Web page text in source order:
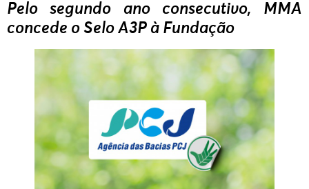
Pelo segundo ano consecutivo, MMA
concede o Selo A3P à Fundação